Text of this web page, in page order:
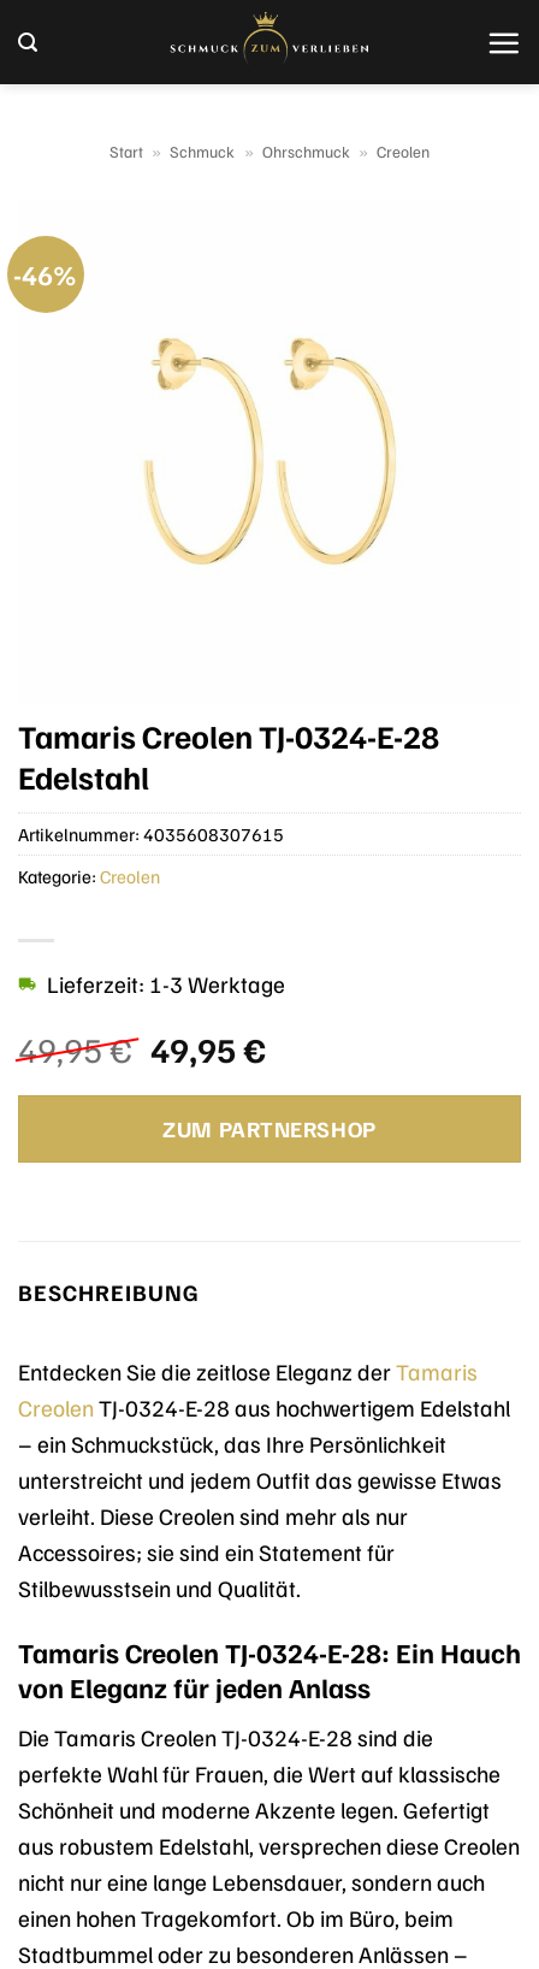
Inhalt
springen
Start » Schmuck » Ohrschmuck » Creolen
-46%
Tamaris Creolen TJ-0324-E-28
Edelstahl
49,95€ Ursprünglicher
Preis
war:
49,95 €
49,95€Aktueller
ist:
49,95 €.
Lieferzeit: 1-3 Werktage
ZUM PARTNERSHOP
Artikelnummer: 4035608307615
Kategorie: Creolen
BESCHREIBUNG
Entdecken Sie die zeitlose Eleganz derTamaris
Creolen TJ-0324-E-28 aus hochwertigem Edelstahl
– ein Schmuckstück, das Ihre Persönlichkeit
unterstreicht und jedem Outfit das gewisse Etwas
verleiht. Diese Creolen sind mehr als nur
Accessoires; sie sind ein Statement für
Stilbewusstsein und Qualität.
Tamaris Creolen TJ-0324-E-28: Ein Hauch
von Eleganz für jeden Anlass
Die Tamaris Creolen TJ-0324-E-28 sind die
perfekte Wahl für Frauen, die Wert auf klassische
Schönheit und moderne Akzente legen. Gefertigt
aus robustem Edelstahl, versprechen diese Creolen
nicht nur eine lange Lebensdauer, sondern auch
einen hohen Tragekomfort. Ob im Büro, beim
Stadtbummel oder zu besonderen Anlässen –